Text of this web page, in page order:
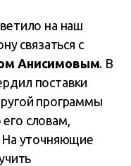
на наш
связаться с
Анисимовым. В
поставки
программы
словам,
уточняющие